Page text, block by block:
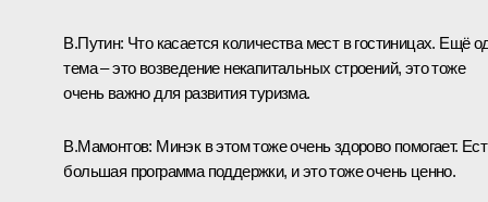
В.Путин: Что касается количества мест в гостиницах. Ещё
тема – это возведение некапитальных строений, это тоже
очень важно для развития туризма.
В.Мамонтов: Минэк в этом тоже очень здорово помогает.
большая программа поддержки, и это тоже очень ценно.